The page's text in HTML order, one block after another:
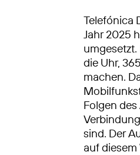
Telefónica
Jahr 2025
die Uhr,
machen.
Folgen
sind. Der
auf diesem